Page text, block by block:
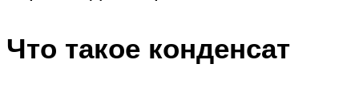
Что такое конденсат